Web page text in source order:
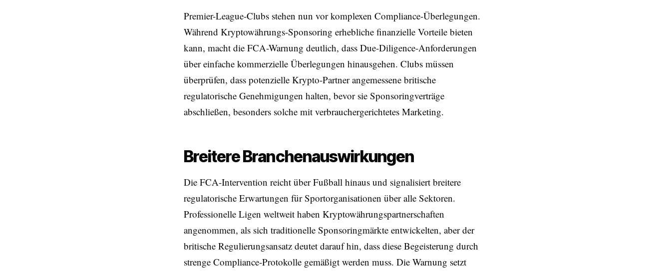
Premier-League-Clubs stehen nun vor komplexen Compliance-Überlegungen.
Während Kryptowährungs-Sponsoring erhebliche finanzielle Vorteile bieten
kann, macht die FCA-Warnung deutlich, dass Due-Diligence-Anforderungen
über einfache kommerzielle Überlegungen hinausgehen. Clubs müssen
überprüfen, dass potenzielle Krypto-Partner angemessene britische
regulatorische Genehmigungen halten, bevor sie Sponsoringverträge
abschließen, besonders solche mit verbrauchergerichtetes Marketing.
Breitere Branchenauswirkungen
Die FCA-Intervention reicht über Fußball hinaus und signalisiert breitere
regulatorische Erwartungen für Sportorganisationen über alle Sektoren.
Professionelle Ligen weltweit haben Kryptowährungspartnerschaften
angenommen, als sich traditionelle Sponsoringmärkte entwickelten, aber der
britische Regulierungsansatz deutet darauf hin, dass diese Begeisterung durch
strenge Compliance-Protokolle gemäßigt werden muss. Die Warnung setzt